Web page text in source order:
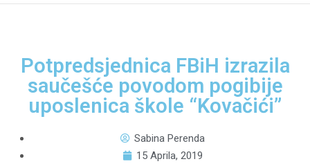
Potpredsjednica FBiH izrazila
saučešće povodom pogibije
uposlenica škole “Kovačići”
Sabina Perenda
15 Aprila, 2019